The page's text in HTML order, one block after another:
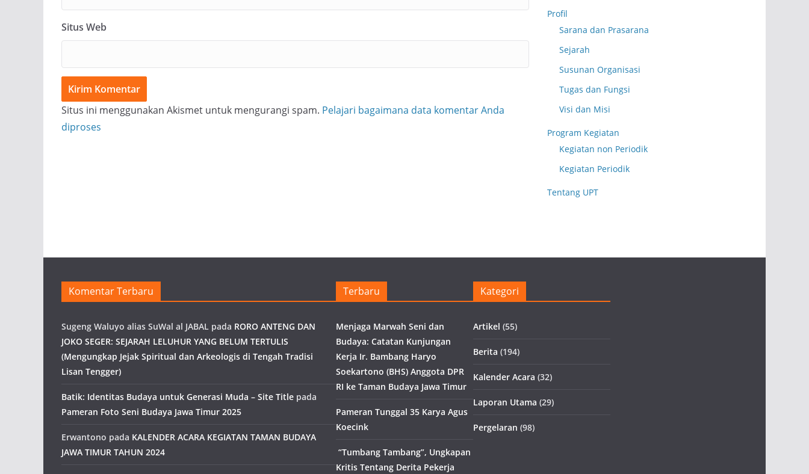
Situs Web
Situs ini menggunakan Akismet untuk mengurangi spam. Pelajari bagaimana data komentar Anda
diproses
Profil
Sarana dan Prasarana
Sejarah
Susunan Organisasi
Tugas dan Fungsi
Visi dan Misi
Program Kegiatan
Kegiatan non Periodik
Kegiatan Periodik
Tentang UPT
Komentar Terbaru
Sugeng Waluyo alias SuWal al JABAL pada RORO ANTENG DAN
JOKO SEGER: SEJARAH LELUHUR YANG BELUM TERTULIS
(Mengungkap Jejak Spiritual dan Arkeologis di Tengah Tradisi
Lisan Tengger)
Batik: Identitas Budaya untuk Generasi Muda – Site Title pada
Pameran Foto Seni Budaya Jawa Timur 2025
Erwantono pada KALENDER ACARA KEGIATAN TAMAN BUDAYA
JAWA TIMUR TAHUN 2024
Terbaru
Menjaga Marwah Seni dan
Budaya: Catatan Kunjungan
Kerja Ir. Bambang Haryo
Soekartono (BHS) Anggota DPR
RI ke Taman Budaya Jawa Timur
Pameran Tunggal 35 Karya Agus
Koecink
“Tumbang Tambang”, Ungkapan
Kritis Tentang Derita Pekerja
Kategori
Artikel (55)
Berita (194)
Kalender Acara (32)
Laporan Utama (29)
Pergelaran (98)